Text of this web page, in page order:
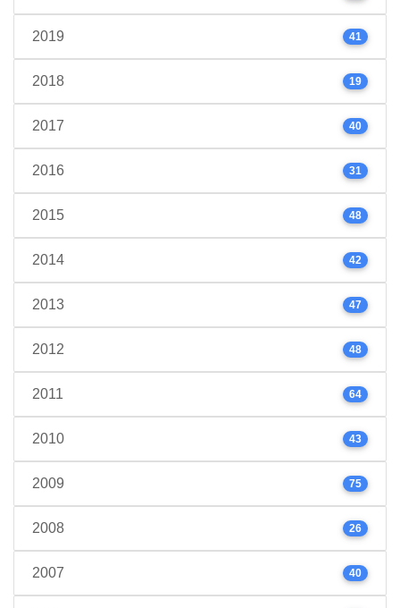
2019 41
2018 19
2017 40
2016 31
2015 48
2014 42
2013 47
2012 48
2011 64
2010 43
2009 75
2008 26
2007 40